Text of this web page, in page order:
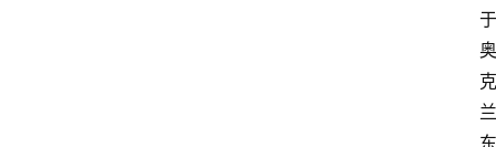
于
奥
克
兰
东